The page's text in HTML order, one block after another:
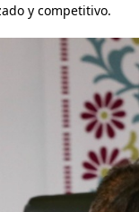
y competitivo.